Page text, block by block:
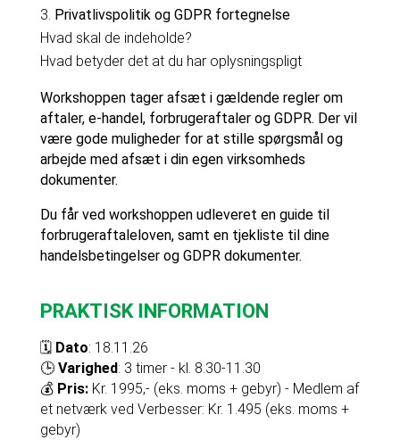
Privatlivspolitik og GDPR fortegnelse
Hvad skal de indeholde?
Hvad betyder det at du har oplysningspligt
Workshoppen tager afsæt i gældende regler om
aftaler, e-handel, forbrugeraftaler og GDPR. Der vil
være gode muligheder for at stille spørgsmål og
arbejde med afsæt i din egen virksomheds
dokumenter.
Du får ved workshoppen udleveret en guide til
forbrugeraftaleloven, samt en tjekliste til dine
handelsbetingelser og GDPR dokumenter.
PRAKTISK INFORMATION
🗓️ Dato: 18.11.26
🕒 Varighed: 3 timer - kl. 8.30-11.30
💰 Pris: Kr. 1995,- (eks. moms + gebyr) - Medlem af
et netværk ved Verbesser: Kr. 1.495 (eks. moms +
gebyr)